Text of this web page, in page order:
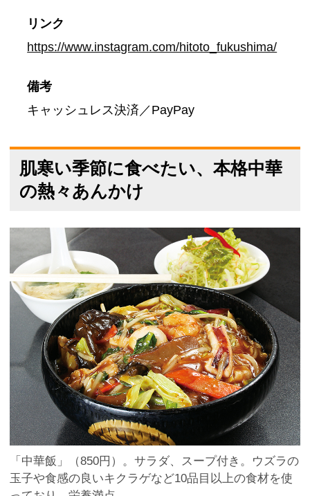
リンク
https://www.instagram.com/hitoto_fukushima/
備考
キャッシュレス決済／PayPay
肌寒い季節に食べたい、本格中華
の熱々あんかけ
「中華飯」（850円）。サラダ、スープ付き。ウズラの
玉子や食感の良いキクラゲなど10品目以上の食材を使